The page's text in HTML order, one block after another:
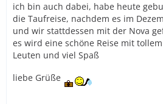
ich bin auch dabei, habe heute
die Taufreise, nachdem es im
und wir stattdessen mit der Nova
es wird eine schöne Reise mit
Leuten und viel Spaß
liebe Grüße